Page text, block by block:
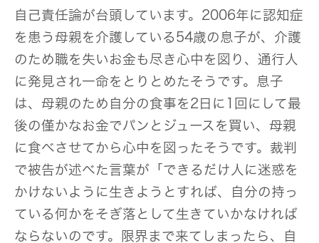
自己責任論が台頭しています。2006年に認知症
を患う母親を介護している54歳の息子が、介護
のため職を失いお金も尽き心中を図り、通行人
に発見され一命をとりとめたそうです。息子
は、母親のため自分の食事を2日に1回にして最
後の僅かなお金でパンとジュースを買い、母親
に食べさせてから心中を図ったそうです。裁判
で被告が述べた言葉が「できるだけ人に迷惑を
かけないように生きようとすれば、自分の持っ
ている何かをそぎ落として生きていかなければ
ならないのです。限界まで来てしまったら、自